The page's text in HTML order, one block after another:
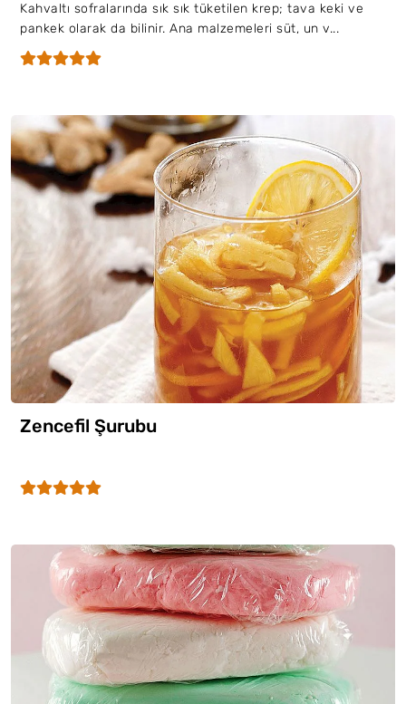
Kahvaltı sofralarında sık sık tüketilen krep; tava keki ve
pankek olarak da bilinir. Ana malzemeleri süt, un v...
Zencefil Şurubu